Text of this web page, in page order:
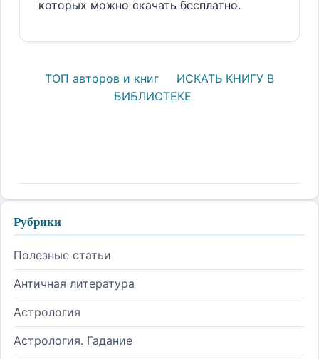
которых можно скачать бесплатно.
ТОП авторов и книг
ИСКАТЬ КНИГУ В
БИБЛИОТЕКЕ
Рубрики
Полезные статьи
Античная литература
Астрология
Астрология. Гадание